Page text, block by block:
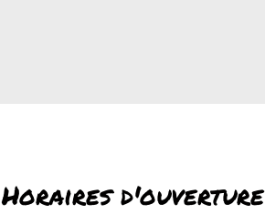
Horaires d'ouverture